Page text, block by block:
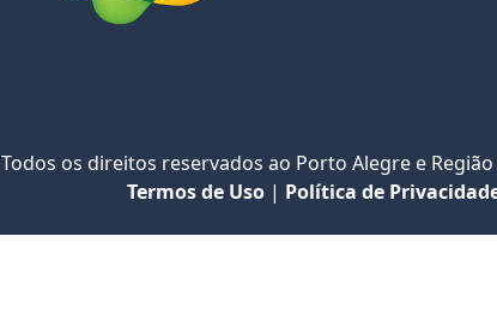
Todos os direitos reservados ao Porto Alegre e
Termos de Uso| Política de